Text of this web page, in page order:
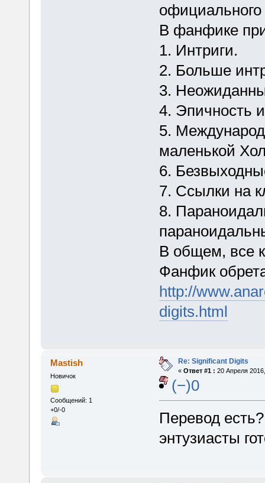
В фанфике
1. Интриги.
2. Больше
3.
4. Эпичность
5.
маленькой
6.
7. Ссылки на
8.
В общем, все
Фанфик
http://
digits.html
Mastish
Новичок
Сообщений: 1
+0/-0
Re: Significant Digits
« Ответ #1 : 20 Апреля
(−)0
Перевод
энтузиасты